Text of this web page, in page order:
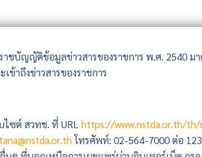
าชบัญญัติข้อมูลข่าวสารของราชการ พ.ศ. 2540
ข้าถึงข่าวสารของราชการ
ไซต์ สวทช. ที่ URL https://www.nstda.or.th/
โทรศัพท์: 02-564-7000 ต่อ